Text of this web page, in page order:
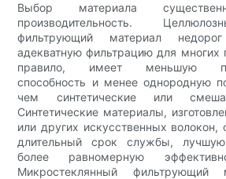
Выбор материала
производительность.
фильтрующий материал
адекватную фильтрацию для многих
правило, имеет меньшую
способность и менее однородную
чем синтетические или
Синтетические материалы,
или других искусственных волокон,
длительный срок службы, лучшую
более равномерную
Микростеклянный фильтрующий